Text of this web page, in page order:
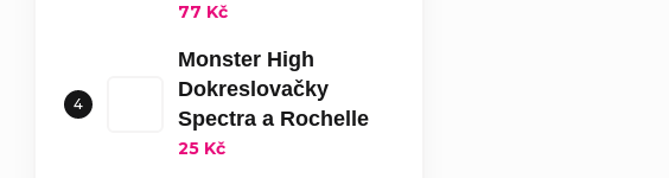
77 Kč
Monster High
Dokreslovačky
Spectra a Rochelle
25 Kč